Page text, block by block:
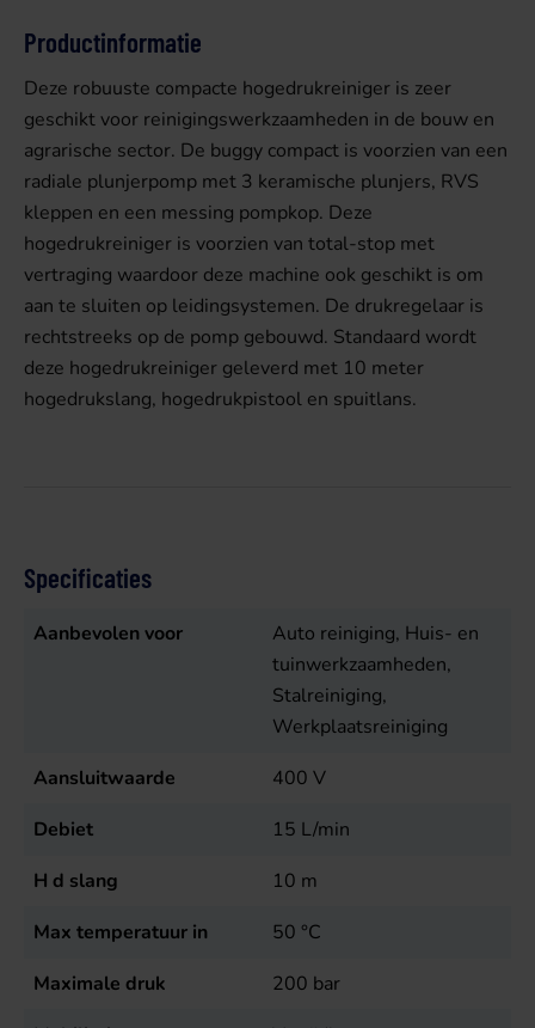
Productinformatie
Deze robuuste compacte hogedrukreiniger is zeer
geschikt voor reinigingswerkzaamheden in de bouw en
agrarische sector. De buggy compact is voorzien van een
radiale plunjerpomp met 3 keramische plunjers, RVS
kleppen en een messing pompkop. Deze
hogedrukreiniger is voorzien van total-stop met
vertraging waardoor deze machine ook geschikt is om
aan te sluiten op leidingsystemen. De drukregelaar is
rechtstreeks op de pomp gebouwd. Standaard wordt
deze hogedrukreiniger geleverd met 10 meter
hogedrukslang, hogedrukpistool en spuitlans.
Specificaties
Aanbevolen voor
Auto reiniging, Huis- en
tuinwerkzaamheden,
Stalreiniging,
Werkplaatsreiniging
Aansluitwaarde
400 V
Debiet
15 L/min
H d slang
10 m
Max temperatuur in
50 °C
Maximale druk
200 bar